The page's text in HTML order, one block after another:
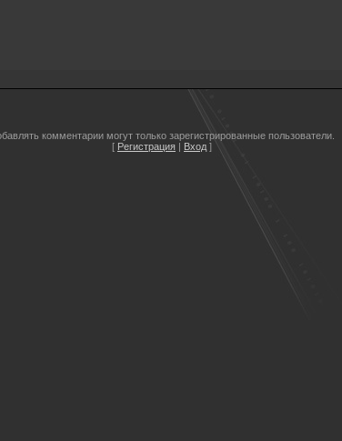
комментарии могут только зарегистрированные пользователи.
[ Регистрация Вход ]